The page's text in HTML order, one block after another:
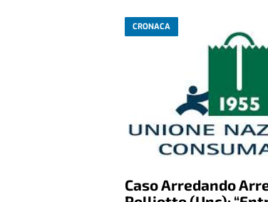
CRONACA
Caso Arredando